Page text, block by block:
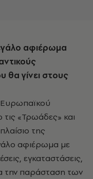
αφιέρωμα
θα γίνει στους
Ευρωπαϊκού
«Τρωάδες» και
της
αφιέρωμα με
εγκαταστάσεις,
την παράσταση των